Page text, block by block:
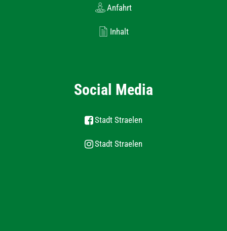
Anfahrt
Inhalt
Social Media
Stadt Straelen
Stadt Straelen